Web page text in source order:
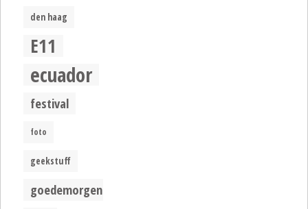
den haag
E11
ecuador
festival
foto
geekstuff
goedemorgen